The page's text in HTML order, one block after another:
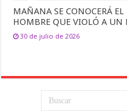
MAÑANA SE CONOCERÁ
HOMBRE QUE VIOLÓ A UN
30 de julio de 2026